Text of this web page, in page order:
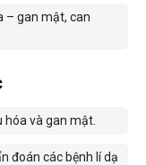
– gan mật, can
hóa và gan mật.
đoán các bệnh lí dạ